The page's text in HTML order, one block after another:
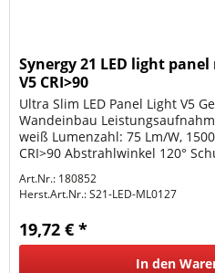
Synergy 21 LED light
V5 CRI>90
Ultra Slim LED Panel Light V5
Wandeinbau
weiß Lumenzahl: 75 Lm/W,
CRI>90 Abstrahlwinkel 120°
Art.Nr.: 180852
Herst.Art.Nr.:S21-LED-ML0127
19,72 € *
In den